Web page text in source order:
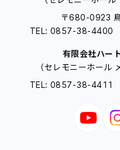
〒680-0923
TEL: 0857-38-4400
有限会社ハー
（セレモニーホール
TEL: 0857-38-4411